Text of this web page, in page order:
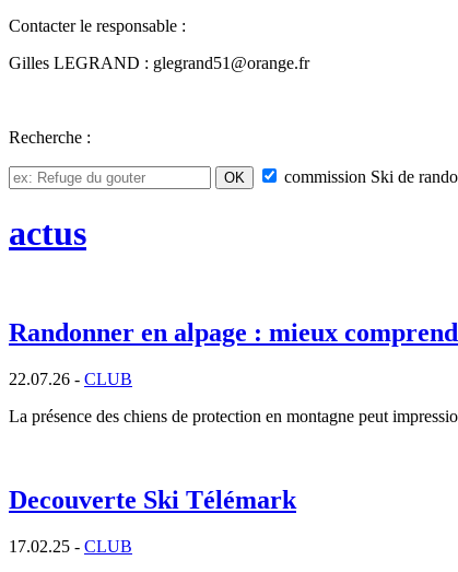
Contacter le responsable :
Gilles LEGRAND : glegrand51@orange.fr
Recherche :
commission Ski de
actus
Randonner en alpage : mieux
22.07.26 - CLUB
La présence des chiens de protection en montagne peut
Decouverte Ski Télémark
17.02.25 - CLUB